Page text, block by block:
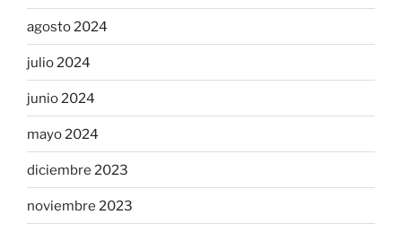
agosto 2024
julio 2024
junio 2024
mayo 2024
diciembre 2023
noviembre 2023